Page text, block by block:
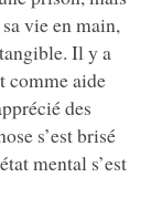
vie en main,
Il y a
comme aide
des
s’est brisé
mental s’est